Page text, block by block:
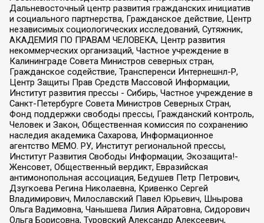
Дальневосточный центр развития гражданских инициатив
и социального партнерства, Гражданское действие, Центр
независимых социологических исследований, Сутяжник,
АКАДЕМИЯ ПО ПРАВАМ ЧЕЛОВЕКА, Центр развития
некоммерческих организаций, Частное учреждение в
Калининграде Совета Министров северных стран,
Гражданское содействие, Трансперенси Интернешнл-Р,
Центр Защиты Прав Средств Массовой Информации,
Институт развития прессы - Сибирь, Частное учреждение в
Санкт-Петербурге Совета Министров Северных Стран,
Фонд поддержки свободы прессы, Гражданский контроль,
Человек и Закон, Общественная комиссия по сохранению
наследия академика Сахарова, Информационное
агентство МЕМО. РУ, Институт региональной прессы,
Институт Развития Свободы Информации, Экозащита!-
Женсовет, Общественный вердикт, Евразийская
антимонопольная ассоциация, Бедушев Петр Петрович,
Дзугкоева Регина Николаевна, Кривенко Сергей
Владимирович, Милославский Павел Юрьевич, Шнырова
Ольга Вадимовна, Чанышева Лилия Айратовна, Сидорович
Ольга Борисовна, Туровский Александр Алексеевич,